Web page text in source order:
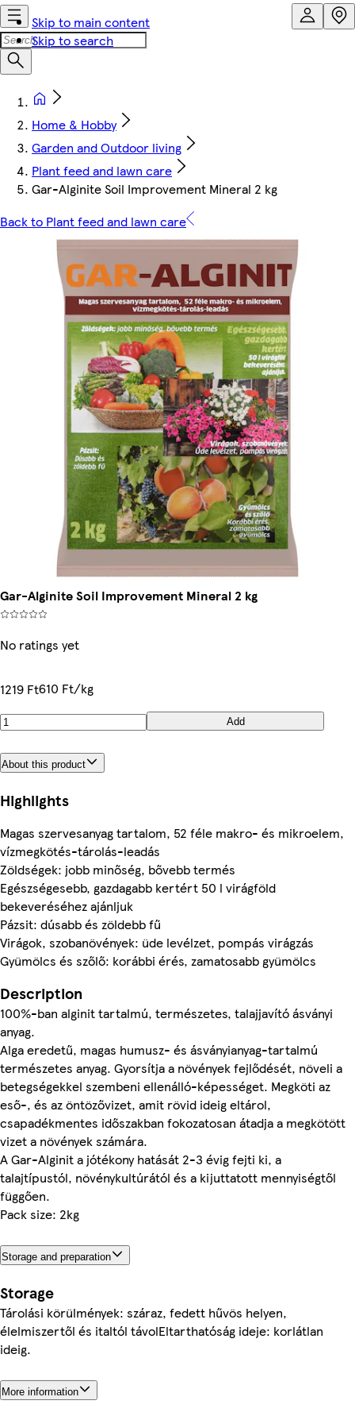
Skip to main content
Skip to search
Home & Hobby
Garden and Outdoor living
Plant feed and lawn care
Gar-Alginite Soil Improvement Mineral 2 kg
Back to Plant feed and lawn care
Gar-Alginite Soil Improvement Mineral 2 kg
No ratings yet
1219 Ft610 Ft/kg
Add
About this product
Highlights
Magas szervesanyag tartalom, 52 féle makro- és mikroelem,
vízmegkötés-tárolás-leadás
Zöldségek: jobb minőség, bővebb termés
Egészségesebb, gazdagabb kertért 50 l virágföld
bekeveréséhez ajánljuk
Pázsit: dúsabb és zöldebb fű
Virágok, szobanövények: üde levélzet, pompás virágzás
Gyümölcs és szőlő: korábbi érés, zamatosabb gyümölcs
Description
100%-ban alginit tartalmú, természetes, talajjavító ásványi
anyag.
Alga eredetű, magas humusz- és ásványianyag-tartalmú
természetes anyag. Gyorsítja a növények fejlődését, növeli a
betegségekkel szembeni ellenálló-képességet. Megköti az
eső-, és az öntözővizet, amit rövid ideig eltárol,
csapadékmentes időszakban fokozatosan átadja a megkötött
vizet a növények számára.
A Gar-Alginit a jótékony hatását 2-3 évig fejti ki, a
talajtípustól, növénykultúrától és a kijuttatott mennyiségtől
függően.
Pack size: 2kg
Storage and preparation
Storage
Tárolási körülmények: száraz, fedett hűvös helyen,
élelmiszertől és italtól távolEltarthatóság ideje: korlátlan
ideig.
More information